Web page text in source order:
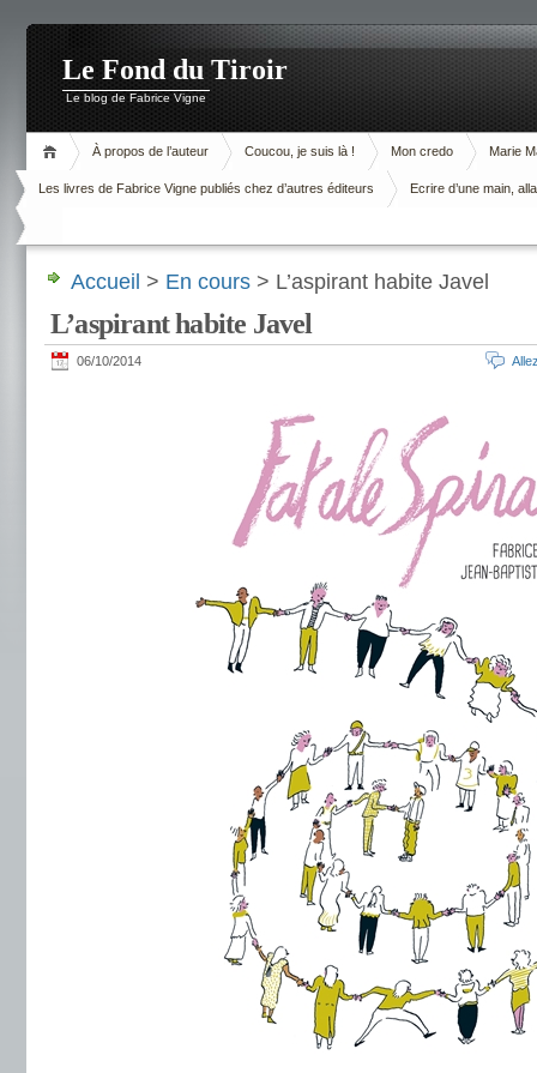
Le Fond du Tiroir
Le blog de Fabrice Vigne
À propos de l’auteur Coucou, je suis là ! Mon credo Marie
Les livres de Fabrice Vigne publiés chez d’autres éditeurs Ecrire d’une main,
Accueil > En cours > L’aspirant habite Javel
L’aspirant habite Javel
06/10/2014